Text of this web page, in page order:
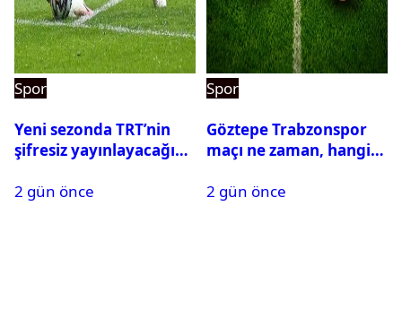
Spor
Yeni sezonda TRT’nin
şifresiz yayınlayacağı
2 gün önce
Spor
Göztepe Trabzonspor
maçı ne zaman, hangi
oynayacak mı?
2 gün önce